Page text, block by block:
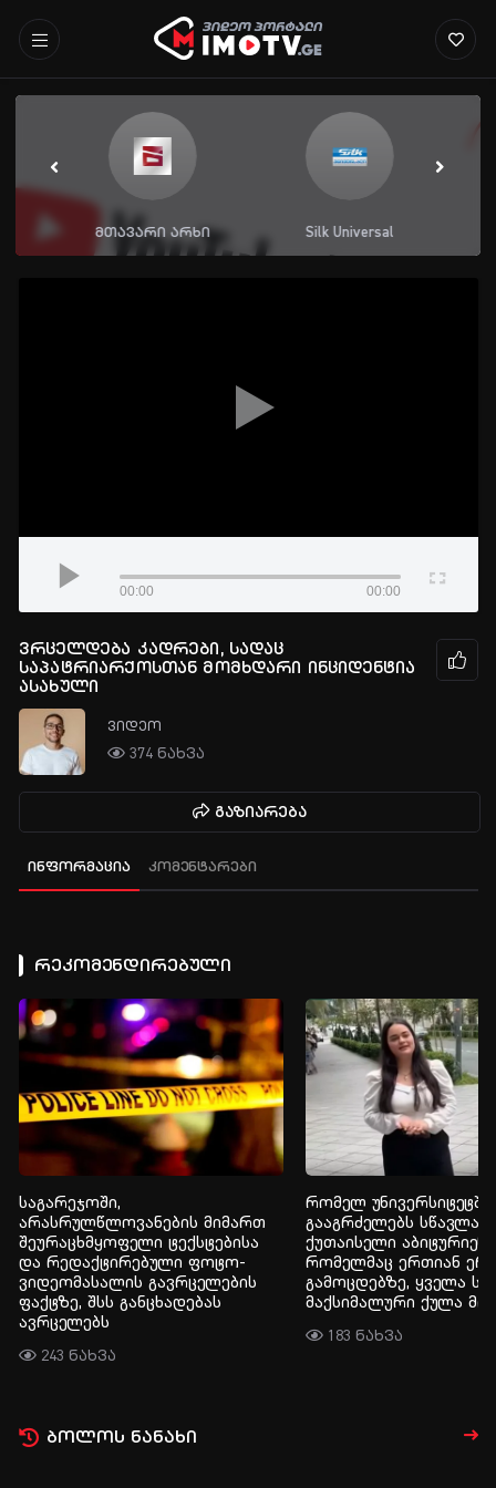
მთავარი არხი Silk Universal
00:00 00:00
ვრცელდება კადრები, სადაც
საპატრიარქოსთან მომხდარი ინციდენტია
ასახული
ვიდეო
374 ნახვა
გაზიარება
ინფორმაცია კომენტარები
რეკომენდირებული
საგარეჯოში,
არასრულწლოვანების მიმართ
შეურაცხმყოფელი ტექსტებისა
და რედაქტირებული ფოტო-
ვიდეომასალის გავრცელების
ფაქტზე, შსს განცხადებას
ავრცელებს
243 ნახვა
რომელ უნივერსიტეტში
გააგრძელებს სწავლას
ქუთაისელი
რომელმაც ერთიან
გამოცდებზე, ყველა
მაქსიმალური ქულა
183 ნახვა
ბოლოს ნანახი